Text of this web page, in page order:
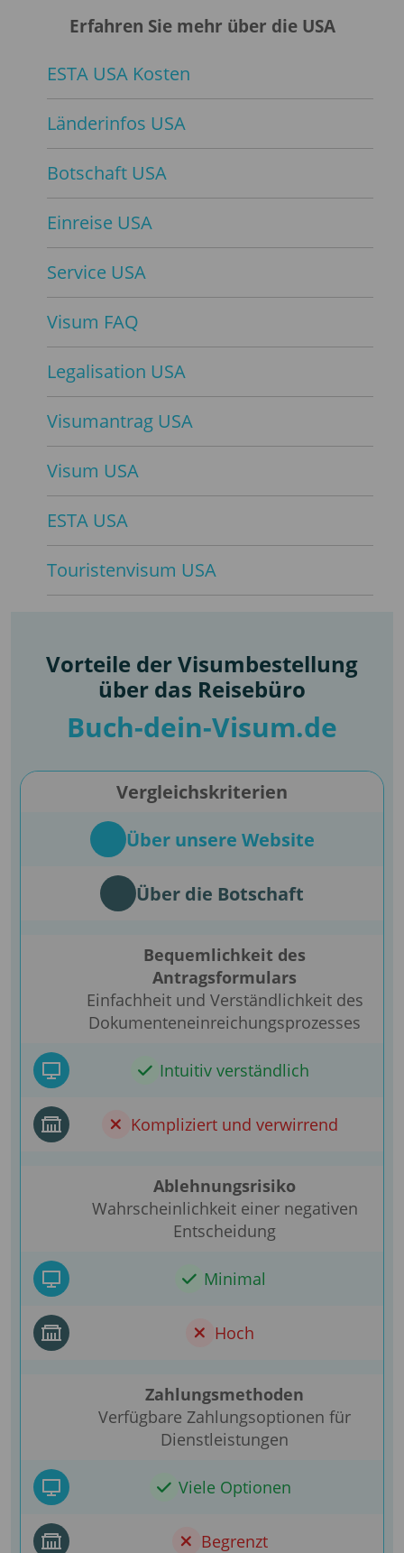
Erfahren Sie mehr über die USA
ESTA USA Kosten
Länderinfos USA
Botschaft USA
Einreise USA
Service USA
Visum FAQ
Legalisation USA
Visumantrag USA
Visum USA
ESTA USA
Touristenvisum USA
Vorteile der Visumbestellung
über das Reisebüro
Buch-dein-Visum.de
Vergleichskriterien
Über unsere Website
Über die Botschaft
Bequemlichkeit des
Antragsformulars
Einfachheit und Verständlichkeit des
Dokumenteneinreichungsprozesses
Intuitiv verständlich
Kompliziert und verwirrend
Ablehnungsrisiko
Wahrscheinlichkeit einer negativen
Entscheidung
Minimal
Hoch
Zahlungsmethoden
Verfügbare Zahlungsoptionen für
Dienstleistungen
Viele Optionen
Begrenzt